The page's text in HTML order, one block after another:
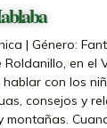
| Género:
Roldanillo, en el
con los
consejos y
montañas.